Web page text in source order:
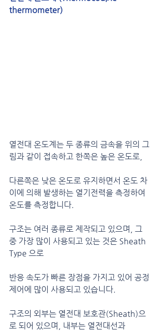
thermometer)
열전대 온도계는 두 종류의 금속을 위의 그
림과 같이 접속하고 한쪽은 높은 온도로,
다른쪽은 낮은 온도로 유지하면서 온도 차
이에 의해 발생하는 열기전력을 측정하여
온도를 측정합니다.
구조는 여러 종류로 제작되고 있으며, 그
중 가장 많이 사용되고 있는 것은 Sheath
Type 으로
반응 속도가 빠른 장점을 가지고 있어 공정
제어에 많이 사용되고 있습니다.
구조의 외부는 열전대 보호관(Sheath)으
로 되어 있으며, 내부는 열전대선과